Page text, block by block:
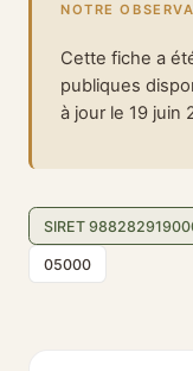
NOTRE
Cette fiche a
publiques
à jour le 19 juin
SIRET
05000